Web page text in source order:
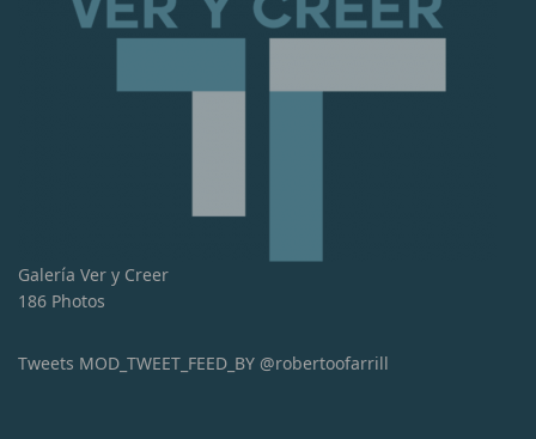
Galería Ver y Creer
186 Photos
Tweets MOD_TWEET_FEED_BY @robertoofarrill